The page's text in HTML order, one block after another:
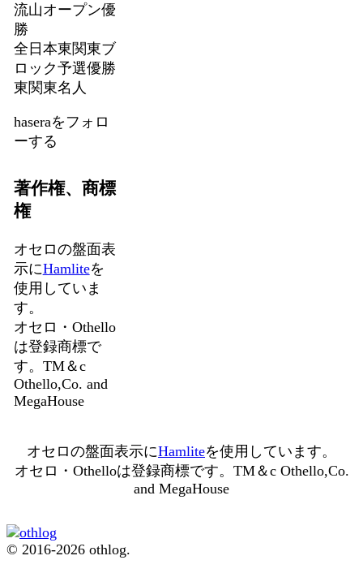
流山オープン優
勝
全日本東関東ブ
ロック予選優勝
東関東名人
haseraをフォロ
ーする
著作権、商標
権
オセロの盤面表
示にHamliteを
使用していま
す。
オセロ・Othello
は登録商標で
す。TM＆c
Othello,Co. and
MegaHouse
オセロの盤面表示にHamliteを使用しています。
オセロ・Othelloは登録商標です。TM＆c Othello,Co.
and MegaHouse
© 2016-2026 othlog.